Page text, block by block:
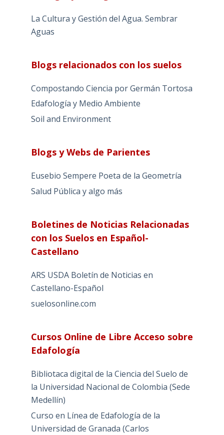
La Cultura y Gestión del Agua. Sembrar
Aguas
Blogs relacionados con los suelos
Compostando Ciencia por Germán Tortosa
Edafología y Medio Ambiente
Soil and Environment
Blogs y Webs de Parientes
Eusebio Sempere Poeta de la Geometría
Salud Pública y algo más
Boletines de Noticias Relacionadas
con los Suelos en Español-
Castellano
ARS USDA Boletín de Noticias en
Castellano-Español
suelosonline.com
Cursos Online de Libre Acceso sobre
Edafología
Bibliotaca digital de la Ciencia del Suelo de
la Universidad Nacional de Colombia (Sede
Medellín)
Curso en Línea de Edafología de la
Universidad de Granada (Carlos